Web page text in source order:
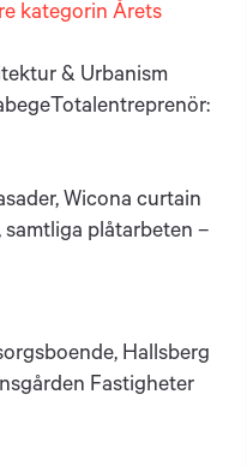
kategorin Årets
& Urbanism
Totalentreprenör:
Wicona curtain
plåtarbeten –
Hallsberg
Fastigheter